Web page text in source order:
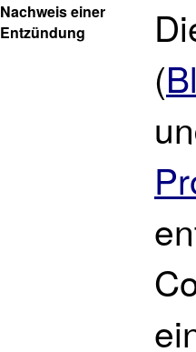
Nachweis einer
Entzündung
(